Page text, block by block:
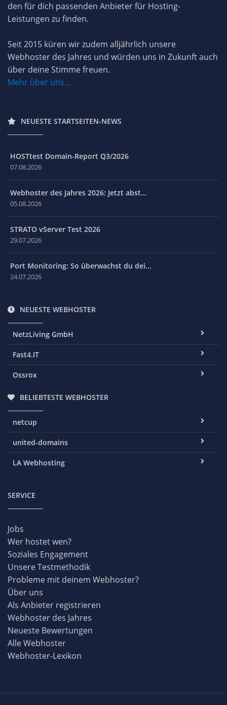
den für dich passenden Anbieter für Hosting-
Leistungen zu finden.
Seit 2015 küren wir zudem alljährlich unsere
Webhoster des Jahres und würden uns in Zukunft auch
über deine Stimme freuen.
Mehr über uns...
NEUESTE STARTSEITEN-NEWS
HOSTtest Domain-Report Q3/2026
07.08.2026
Webhoster des Jahres 2026: Jetzt abst...
05.08.2026
STRATO vServer Test 2026
29.07.2026
Port Monitoring: So überwachst du dei...
24.07.2026
NEUESTE WEBHOSTER
NetzLiving GmbH
Fast4.IT
Ossrox
BELIEBTESTE WEBHOSTER
netcup
united-domains
LA Webhosting
SERVICE
Jobs
Wer hostet wen?
Soziales Engagement
Unsere Testmethodik
Probleme mit deinem Webhoster?
Über uns
Als Anbieter registrieren
Webhoster des Jahres
Neueste Bewertungen
Alle Webhoster
Webhoster-Lexikon